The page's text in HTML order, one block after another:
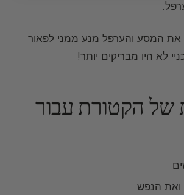
את המסע והערפל מנע ממני לפאור
לא היו מבריקים יותר!
של הקטורת עבור
הנפש